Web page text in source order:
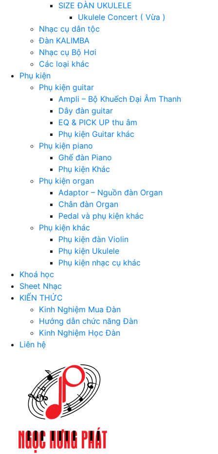
SIZE ĐÀN UKULELE
Ukulele Concert ( Vừa )
Nhạc cụ dân tộc
Đàn KALIMBA
Nhạc cụ Bộ Hơi
Các loại khác
Phụ kiện
Phụ kiện guitar
Ampli – Bộ Khuếch Đại Âm Thanh
Dây đàn guitar
EQ & PICK UP thu âm
Phụ kiện Guitar khác
Phụ kiện piano
Ghế đàn Piano
Phụ kiện Khác
Phụ kiện organ
Adaptor – Nguồn đàn Organ
Chân đàn Organ
Pedal và phụ kiện khác
Phụ kiện khác
Phụ kiện đàn Violin
Phụ kiện Ukulele
Phụ kiện nhạc cụ khác
Khoá học
Sheet Nhạc
KIẾN THỨC
Kinh Nghiệm Mua Đàn
Hướng dẫn chức năng Đàn
Kinh Nghiệm Học Đàn
Liên hệ